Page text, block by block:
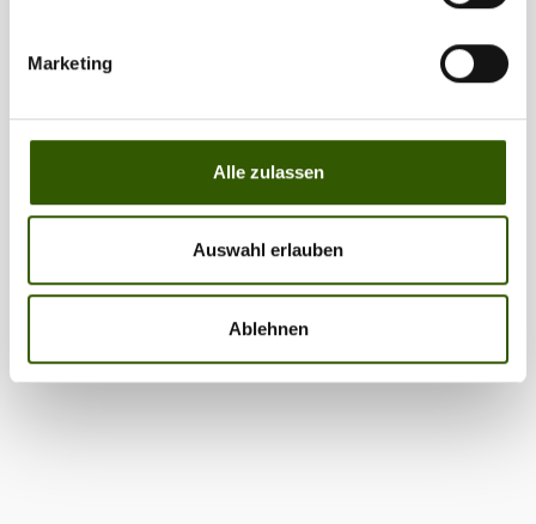
Marketing
Alle zulassen
Auswahl erlauben
Ablehnen
Carpzilla-News 21.10.2018
sehr wir uns freuen! Und gleich zum Start hauen wir
inspirierende und wirklich einzigartige Beiträge raus,
willkommen zu heißen, haben wir bereits neun exklusive
Inhalte und alle „Einfach besser Angeln“ Audiocoachings